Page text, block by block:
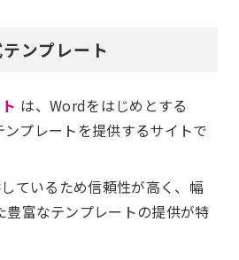
ンプレート
は、Wordをはじめとする
プレートを提供するサイトで
ているため信頼性が高く、幅
豊富なテンプレートの提供が特